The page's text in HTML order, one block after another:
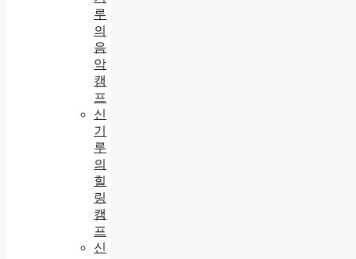
루
의
음
악
캠
프
신
기
루
의
힐
링
캠
프
신